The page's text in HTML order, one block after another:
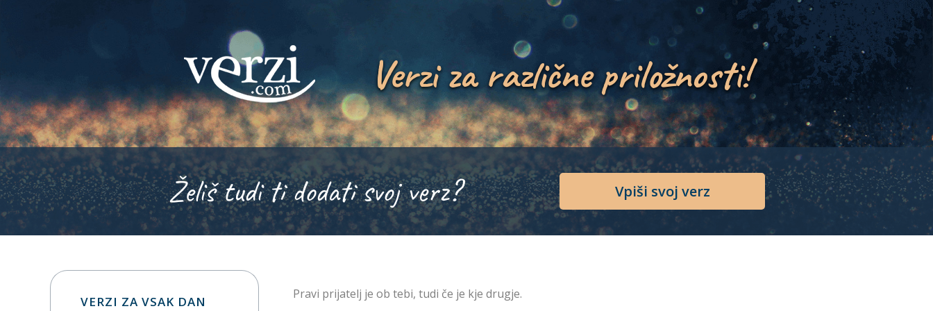
Verzi za različne priložnosti!
Želiš tudi ti dodati svoj verz? Vpiši svoj verz
Pravi prijatelj je ob tebi, tudi če je kje drugje.
VERZI ZA VSAK DAN